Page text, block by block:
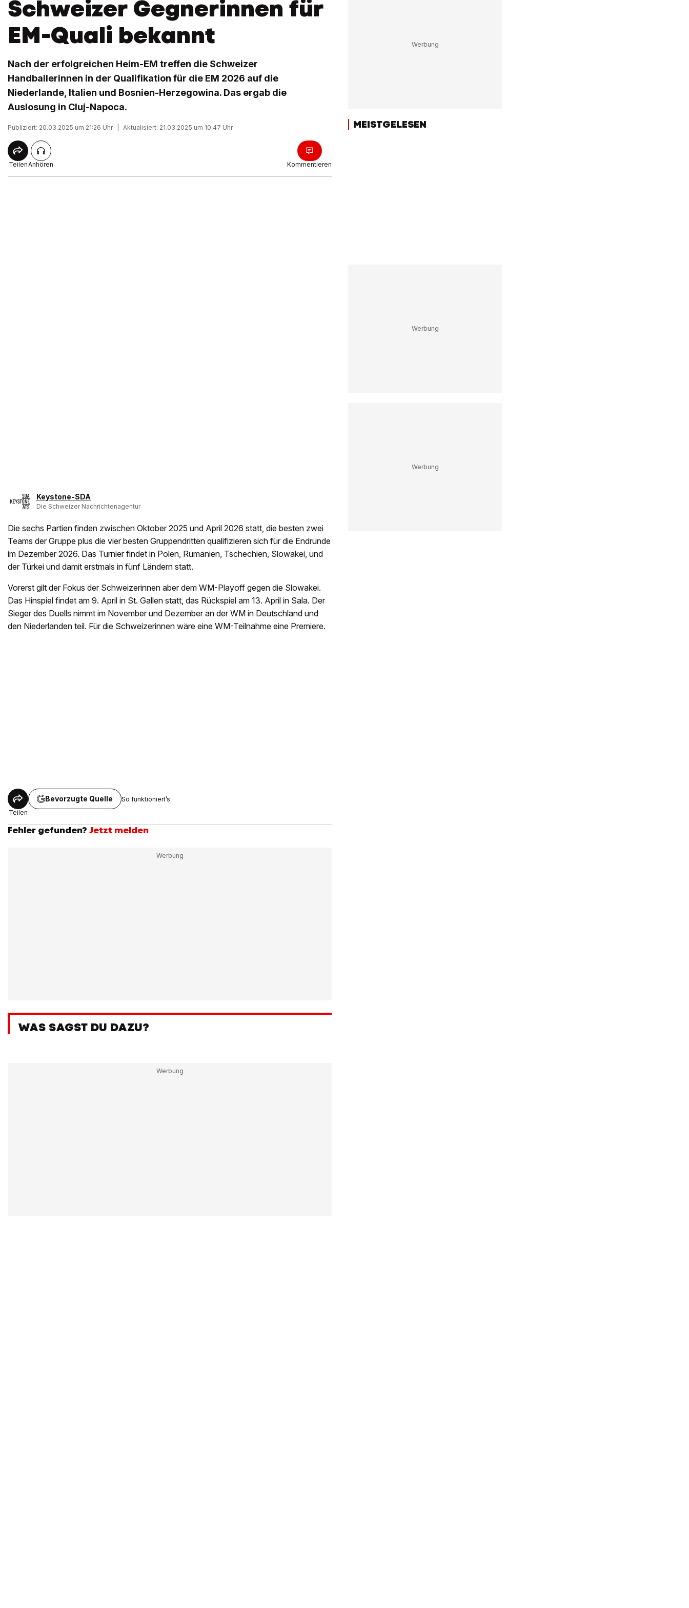
Schweizer Gegnerinnen für
EM-Quali bekannt
Nach der erfolgreichen Heim-EM treffen die Schweizer
Handballerinnen in der Qualifikation für die EM 2026 auf die
Niederlande, Italien und Bosnien-Herzegowina. Das ergab die
Auslosung in Cluj-Napoca.
Publiziert: 20.03.2025 um 21:26 Uhr Aktualisiert: 21.03.2025 um 10:47 Uhr
TeilenAnhören Kommentieren
Keystone-SDA
Die Schweizer Nachrichtenagentur
Die sechs Partien finden zwischen Oktober 2025 und April 2026 statt, die besten zwei
Teams der Gruppe plus die vier besten Gruppendritten qualifizieren sich für die Endrunde
im Dezember 2026. Das Turnier findet in Polen, Rumänien, Tschechien, Slowakei, und
der Türkei und damit erstmals in fünf Ländern statt.
Vorerst gilt der Fokus der Schweizerinnen aber dem WM-Playoff gegen die Slowakei.
Das Hinspiel findet am 9. April in St. Gallen statt, das Rückspiel am 13. April in Sala. Der
Sieger des Duells nimmt im November und Dezember an der WM in Deutschland und
den Niederlanden teil. Für die Schweizerinnen wäre eine WM-Teilnahme eine Premiere.
Teilen
Bevorzugte Quelle So funktioniert’s
Fehler gefunden? Jetzt melden
WAS SAGST DU DAZU?
MEISTGELESEN